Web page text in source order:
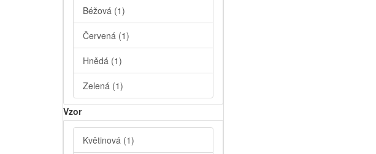
Béžová (1)
Červená (1)
Hnědá (1)
Zelená (1)
Vzor
Květinová (1)